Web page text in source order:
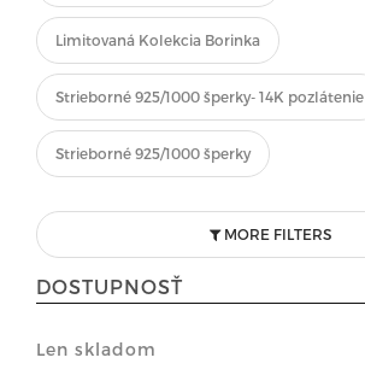
Limitovaná Kolekcia Borinka
Strieborné 925/1000 šperky- 14K pozlátenie
Strieborné 925/1000 šperky
MORE FILTERS
DOSTUPNOSŤ
Len skladom